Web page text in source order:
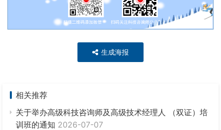
生成海报
相关推荐
关于举办高级科技咨询师及高级技术经理人 （双证）培
训班的通知 2026-07-07